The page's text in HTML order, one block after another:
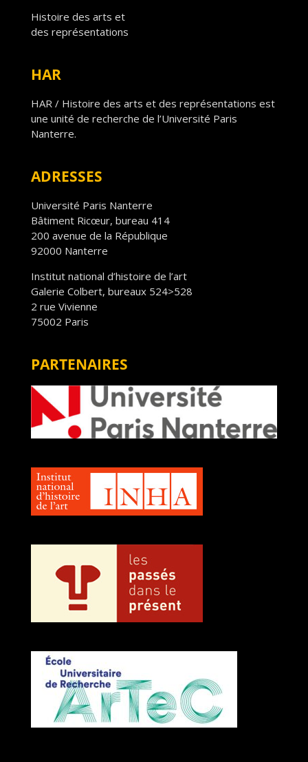
Histoire des arts et
des représentations
HAR
HAR / Histoire des arts et des représentations est
une unité de recherche de l’Université Paris
Nanterre.
ADRESSES
Université Paris Nanterre
Bâtiment Ricœur, bureau 414
200 avenue de la République
92000 Nanterre
Institut national d’histoire de l’art
Galerie Colbert, bureaux 524>528
2 rue Vivienne
75002 Paris
PARTENAIRES